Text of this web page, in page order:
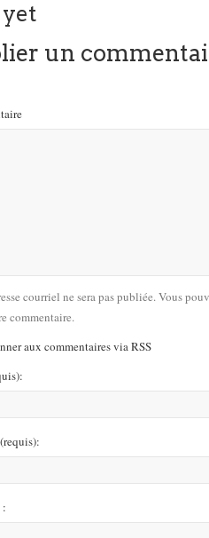
un
courriel ne sera pas publiée. Vous
commentaire.
aux commentaires via RSS
:
(requis):
: